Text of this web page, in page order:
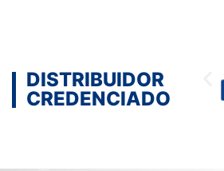
DISTRIBUIDOR
CREDENCIADO